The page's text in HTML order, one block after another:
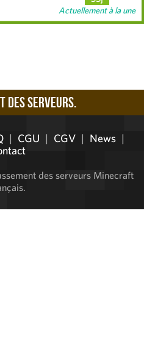
Actuellement à la une
des serveurs.
| CGU | CGV | News |
des serveurs Minecraft